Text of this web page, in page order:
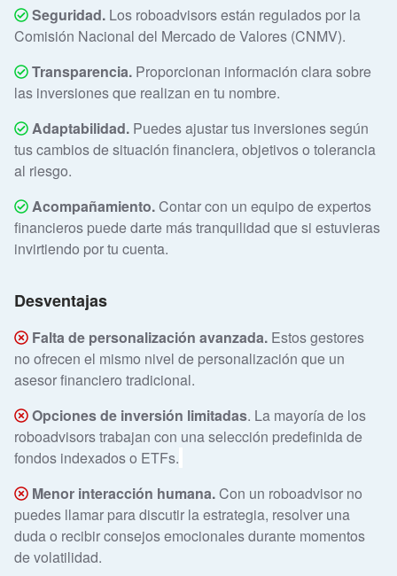
Seguridad. Los roboadvisors están regulados por la
Comisión Nacional del Mercado de Valores (CNMV).
Transparencia. Proporcionan información clara sobre
las inversiones que realizan en tu nombre.
Adaptabilidad. Puedes ajustar tus inversiones según
tus cambios de situación financiera, objetivos o tolerancia
al riesgo.
Acompañamiento.Contar con un equipo de expertos
financieros puede darte más tranquilidad que si estuvieras
invirtiendo por tu cuenta.
Desventajas
Falta de personalización avanzada. Estos gestores
no ofrecen el mismo nivel de personalización que un
asesor financiero tradicional.
Opciones de inversión limitadas. La mayoría de los
roboadvisors trabajan con una selección predefinida de
fondos indexados o ETFs.
Menor interacción humana.Con un roboadvisor no
puedes llamar para discutir la estrategia, resolver una
duda o recibir consejos emocionales durante momentos
de volatilidad.